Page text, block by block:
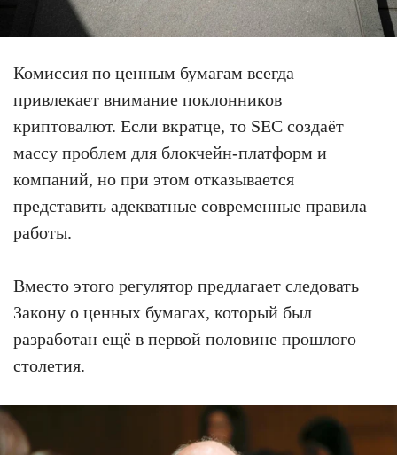
Комиссия по ценным бумагам всегда
привлекает внимание поклонников
криптовалют. Если вкратце, то SEC создаёт
массу проблем для блокчейн-платформ и
компаний, но при этом отказывается
представить адекватные современные правила
работы.
Вместо этого регулятор предлагает следовать
Закону о ценных бумагах, который был
разработан ещё в первой половине прошлого
столетия.